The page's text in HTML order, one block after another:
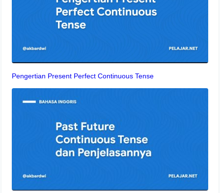
Pengertian Present Perfect Continuous Tense